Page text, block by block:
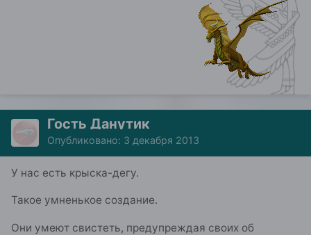
Гость Данутик
Опубликовано: 3 декабря 2013
У нас есть крыска-дегу.
Такое умненькое создание.
Они умеют свистеть, предупреждая своих об